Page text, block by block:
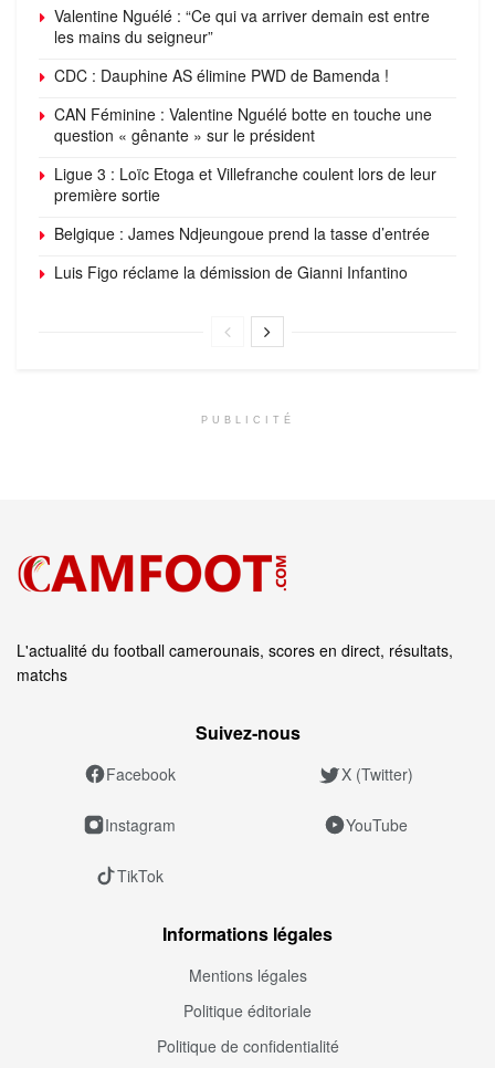
Valentine Nguélé : “Ce qui va arriver demain est entre
les mains du seigneur”
CDC : Dauphine AS élimine PWD de Bamenda !
CAN Féminine : Valentine Nguélé botte en touche une
question « gênante » sur le président
Ligue 3 : Loïc Etoga et Villefranche coulent lors de leur
première sortie
Belgique : James Ndjeungoue prend la tasse d’entrée
Luis Figo réclame la démission de Gianni Infantino
PUBLICITÉ
L'actualité du football camerounais, scores en direct, résultats,
matchs
Suivez‑nous
Facebook X (Twitter)
Instagram YouTube
TikTok
Informations légales
Mentions légales
Politique éditoriale
Politique de confidentialité